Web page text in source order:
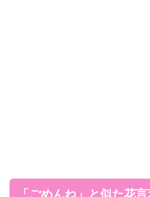
「ごめんね」と似た花